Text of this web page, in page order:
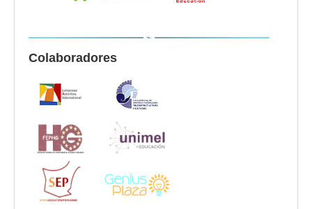
Colaboradores